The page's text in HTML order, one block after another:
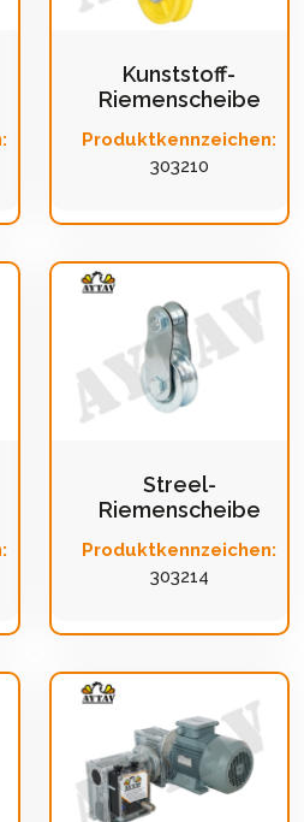
Kunststoff-
Riemenscheibe
Produktkennzeichen:
303210
Streel-
Riemenscheibe
Produktkennzeichen:
303214